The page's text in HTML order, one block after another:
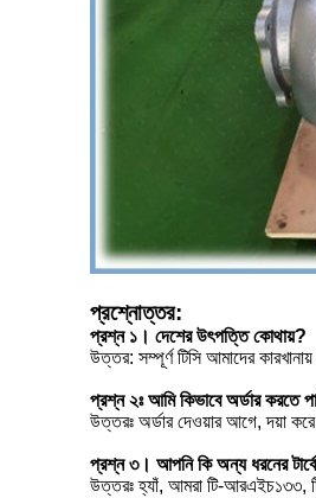
প্রশ্নোত্তর:
প্রশ্ন ১। দেশের উৎপত্তি কোথায়?
উত্তর: সম্পূর্ণ টিসি আমাদের কারখানায়
প্রশ্ন ২ঃ আমি কিভাবে অর্ডার করতে
উত্তরঃ অর্ডার দেওয়ার আগে, দয়া
প্রশ্ন ৩। আপনি কি অন্য ধরনের
উত্তরঃ হ্যাঁ, আমরা টি-আরএইচ১৩৩,